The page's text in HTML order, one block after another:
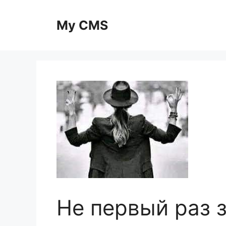
My CMS
Не первый раз